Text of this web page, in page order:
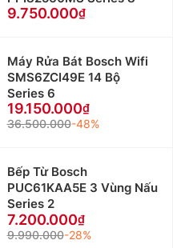
Bình xin vui lòng liên
Sơn xin vui lòng liên
Bình xin vui lòng liên
Giang xin vui lòng liên
9.750.000
Máy Rửa Bát Bosch Wifi
SMS6ZCI49E 14 Bộ
Series 6
19.150.000
36.500.000-48%
Bếp Từ Bosch
PUC61KAA5E 3 Vùng Nấu
Series 2
7.200.000
9.990.000-28%